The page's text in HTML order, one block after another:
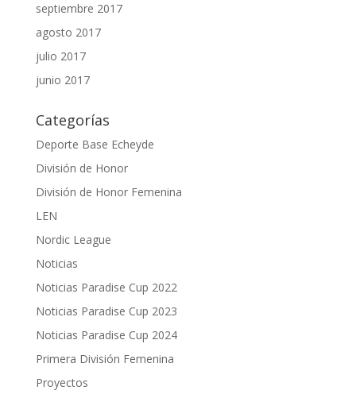
septiembre 2017
agosto 2017
julio 2017
junio 2017
Categorías
Deporte Base Echeyde
División de Honor
División de Honor Femenina
LEN
Nordic League
Noticias
Noticias Paradise Cup 2022
Noticias Paradise Cup 2023
Noticias Paradise Cup 2024
Primera División Femenina
Proyectos